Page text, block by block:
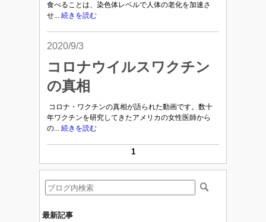
食べることは、染色体レベルで人体の老化を加速さ
せ... 続きを読む
2020/9/3
コロナウイルスワクチン
の真相
コロナ・ワクチンの真相が語られた動画です。数十
年ワクチンを研究してきたアメリカの女性医師から
の... 続きを読む
1
最新記事